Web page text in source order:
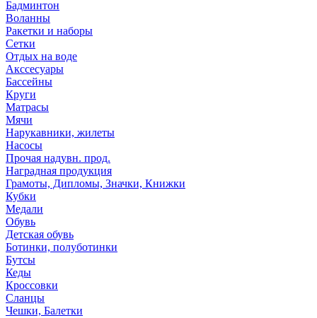
Бадминтон
Воланны
Ракетки и наборы
Сетки
Отдых на воде
Акссесуары
Бассейны
Круги
Матрасы
Мячи
Нарукавники, жилеты
Насосы
Прочая надувн. прод.
Наградная продукция
Грамоты, Дипломы, Значки, Книжки
Кубки
Медали
Обувь
Детская обувь
Ботинки, полуботинки
Бутсы
Кеды
Кроссовки
Сланцы
Чешки, Балетки